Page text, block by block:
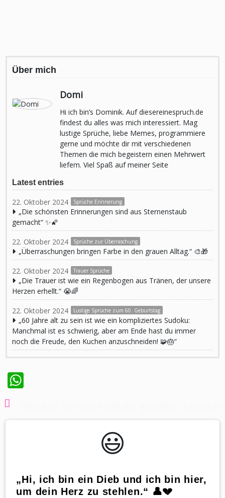
Über mich
Domi
Hi ich bin’s Dominik. Auf diesereinespruch.de
findest du alles was mich interessiert. Mag
lustige Sprüche, liebe Memes, programmiere
gerne und möchte dir mit verschiedenen
Themen die mich begeistern einen Mehrwert
liefern. Viel Spaß auf meiner Seite
Latest entries
22. Oktober 2024 Sprüche Erinnerung
„Die schönsten Erinnerungen sind aus Sternenstaub
gemacht“ ✨🌠
22. Oktober 2024 Sprüche zur Überraschung
„Überraschungen bringen Farbe in den grauen Alltag.“ 🎨🎁
22. Oktober 2024 Trauer Sprüche
„Die Trauer ist wie ein Regenbogen aus Tränen, der unsere
Herzen erhellt.“ 😭🌈
22. Oktober 2024 Lustige Sprüche zum 60. Geburtstag
„60 Jahre alt zu sein ist wie ein kompliziertes Sudoku:
Manchmal ist es schwierig, aber am Ende hast du immer
noch die Freude, den Kuchen anzuschneiden! 🧩🎂“
😃️
„Hi, ich bin ein Dieb und ich bin hier,
um dein Herz zu stehlen.“ 👤💔